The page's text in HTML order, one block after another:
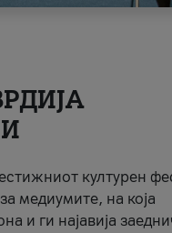
културен
медиумите, на која
и ги најавија